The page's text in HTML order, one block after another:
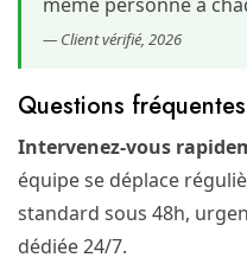
— Client vérifié, 2026
Questions
Intervenez-vous
équipe se déplace
standard sous 48h,
dédiée 24/7.